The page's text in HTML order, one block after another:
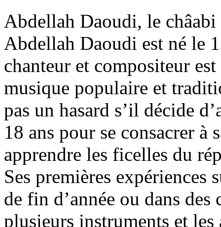
Abdellah Daoudi, le
Abdellah Daoudi est né le
chanteur et compositeur
musique populaire et
pas un hasard s’il décide
18 ans pour se consacrer à
apprendre les ficelles du
Ses premières expériences
de fin d’année ou dans
plusieurs instruments et